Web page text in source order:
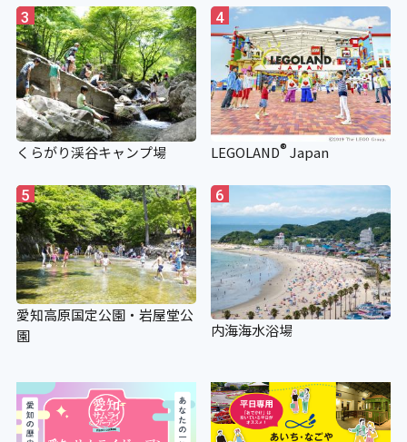
3
くらがり渓谷キャンプ場
4
LEGOLAND®Japan
5
愛知高原国定公園・岩屋堂公
園
6
内海海水浴場